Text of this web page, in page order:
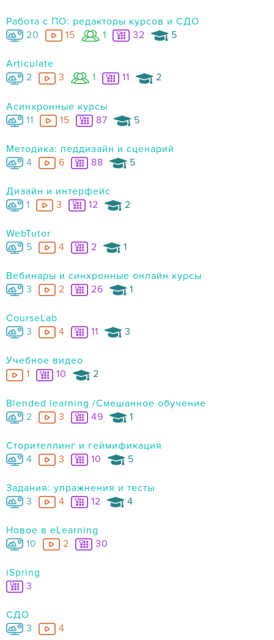
Работа с ПО: редакторы курсов и СДО
20
15 1 32 5
Articulate
2
3 1 11 2
Асинхронные курсы
11
15 87 5
Методика: педдизайн и сценарий
4
6 88 5
Дизайн и интерфейс
1
3 12 2
WebTutor
5
4 2 1
Вебинары и синхронные онлайн курсы
3
2 26 1
CourseLab
3
4 11 3
Учебное видео
1
10 2
Blended learning /Смешанное обучение
2
3 49 1
Сторителлинг и геймификация
4
3 10 5
Задания: упражнения и тесты
3
4 12 4
Новое в eLearning
10
2 30
iSpring
3
СДО
3
4